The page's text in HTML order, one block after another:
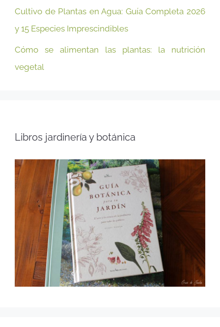
Cultivo de Plantas en Agua: Guía Completa 2026
y 15 Especies Imprescindibles
Cómo se alimentan las plantas: la nutrición
vegetal
Libros jardinería y botánica